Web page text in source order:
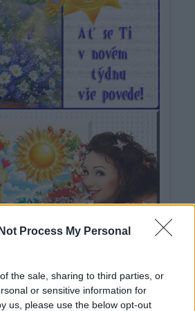
Process My Personal
the sale, sharing to third parties, or
or sensitive information for
us, please use the below opt-out